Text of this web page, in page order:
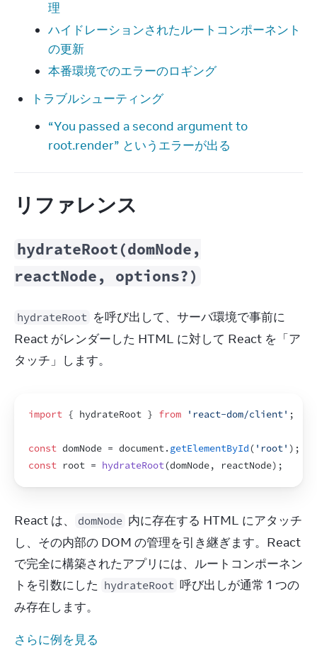
理
ハイドレーションされたルートコンポーネント
の更新
本番環境でのエラーのロギング
トラブルシューティング
“You passed a second argument to
root.render” というエラーが出る
リファレンス
hydrateRoot(domNode,
reactNode, options?)
hydrateRoot を呼び出して、サーバ環境で事前に
React がレンダーした HTML に対して React を「ア
タッチ」します。
import { hydrateRoot } from 'react-dom/client' ;
const domNode = document. getElementById( 'root' ) ;
const root = hydrateRoot(domNode, reactNode) ;
React は、 domNode 内に存在する HTML にアタッチ
し、その内部の DOM の管理を引き継ぎます。React
で完全に構築されたアプリには、ルートコンポーネン
トを引数にした hydrateRoot 呼び出しが通常 1 つの
み存在します。
さらに例を見る